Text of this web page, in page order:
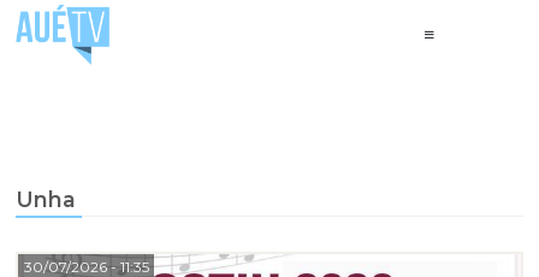
Unha
30/07/2026- 11:35